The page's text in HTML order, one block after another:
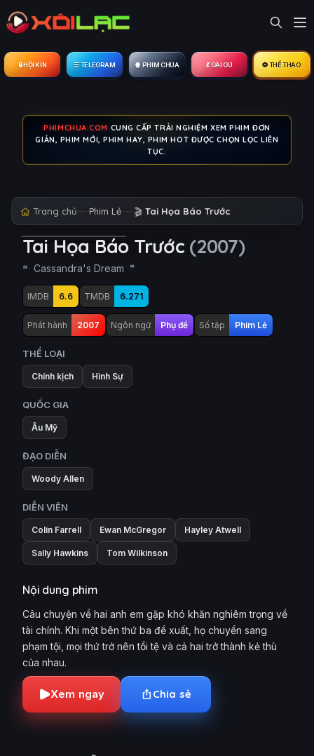
🔒︎ HỘI KÍN ☰ TELEGRAM 🍿 PHIM CHÙA 💃 GÁI GÚ ⚽ THỂ THAO
PHIMCHUA.COM CUNG CẤP TRẢI NGHIỆM XEM PHIM ĐƠN
GIẢN, PHIM MỚI, PHIM HAY, PHIM HOT ĐƯỢC CHỌN LỌC LIÊN
TỤC.
Trang chủ Phim Lẻ 🎬 Tai Họa Báo Trước
Tai Họa Báo Trước (2007)
Cassandra's Dream
IMDB 6.6 TMDB 6.271
Phát hành 2007 Ngôn ngữ Phụ đề Số tập Phim Lẻ
THỂ LOẠI
Chính kịch Hình Sự
QUỐC GIA
Âu Mỹ
ĐẠO DIỄN
Woody Allen
DIỄN VIÊN
Colin Farrell Ewan McGregor Hayley Atwell
Sally Hawkins Tom Wilkinson
Nội dung phim
Câu chuyện về hai anh em gặp khó khăn nghiêm trọng về
tài chính. Khi một bên thứ ba đề xuất, họ chuyển sang
phạm tội, mọi thứ trở nên tồi tệ và cả hai trở thành kẻ thù
của nhau.
Xem ngay Chia sẻ